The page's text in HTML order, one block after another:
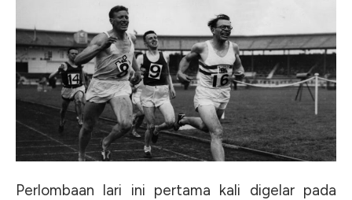
Perlombaan lari ini pertama kali digelar pada